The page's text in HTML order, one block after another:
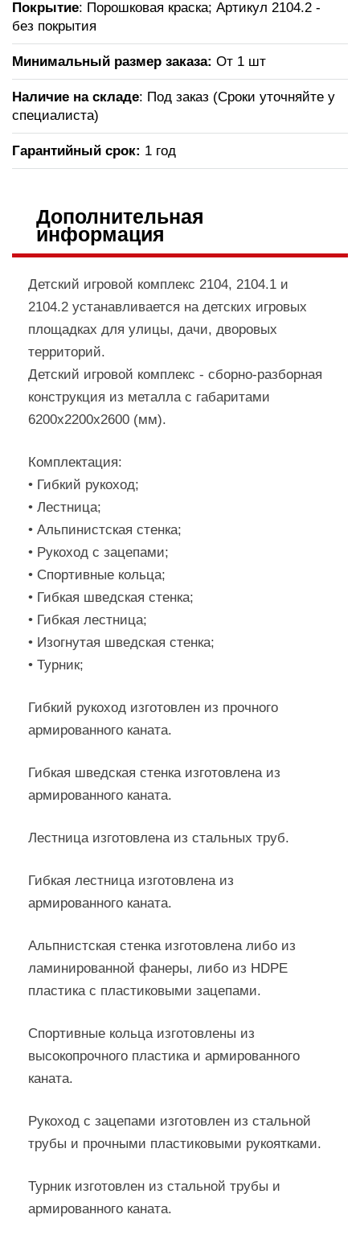
Покрытие: Порошковая краска; Артикул 2104.2 -
без покрытия
Минимальный размер заказа: От 1 шт
Наличие на складе: Под заказ (Сроки уточняйте у
специалиста)
Гарантийный срок: 1 год
Дополнительная
информация
Детский игровой комплекс 2104, 2104.1 и
2104.2 устанавливается на детских игровых
площадках для улицы, дачи, дворовых
территорий.
Детский игровой комплекс - сборно-разборная
конструкция из металла с габаритами
6200х2200х2600 (мм).
Комплектация:
• Гибкий рукоход;
• Лестница;
• Альпинистская стенка;
• Рукоход с зацепами;
• Спортивные кольца;
• Гибкая шведская стенка;
• Гибкая лестница;
• Изогнутая шведская стенка;
• Турник;
Гибкий рукоход изготовлен из прочного
армированного каната.
Гибкая шведская стенка изготовлена из
армированного каната.
Лестница изготовлена из стальных труб.
Гибкая лестница изготовлена из
армированного каната.
Альпнистская стенка изготовлена либо из
ламинированной фанеры, либо из HDPE
пластика с пластиковыми зацепами.
Спортивные кольца изготовлены из
высокопрочного пластика и армированного
каната.
Рукоход с зацепами изготовлен из стальной
трубы и прочными пластиковыми рукоятками.
Турник изготовлен из стальной трубы и
армированного каната.